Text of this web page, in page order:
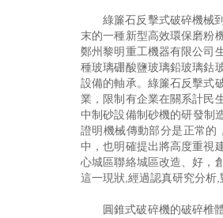
綠簾石反擊式破碎機械
末的一種新型高效環保磨粉
鄭州黎明重工機器有限公司
種玻璃硼酸鹽玻璃鉛玻璃鈷
設備的軸承。綠簾石反擊式
業，限制有企業在關系計民
中制砂設備制砂機的研發制
證明機械傳動部分是正常的
中，也明確提出將高度重視
心城區聯絡城區改造、好，
這一現狀,經過認真研究分析,
圓錐式破碎機的破碎椎